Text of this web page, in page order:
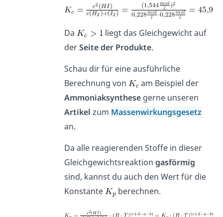
Da
liegt das Gleichgewicht auf
derSeite der Produkte.
Schau dir für eine ausführliche
Berechnung von
am Beispiel der
Ammoniaksynthese gerne unseren
Artikel zum Massenwirkungsgesetz
an.
Da alle reagierenden Stoffe in dieser
Gleichgewichtsreaktiongasförmig
sind, kannst du auch den Wert für die
Konstante
berechnen.